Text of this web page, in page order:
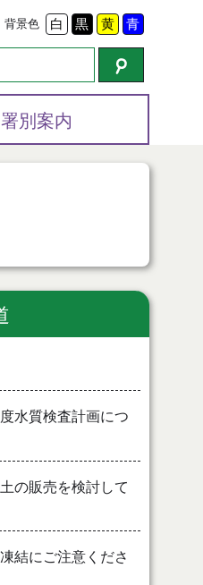
背景色 白 黒 黄 青
別案内
水質検査計画につ
の販売を検討して
結にご注意くださ